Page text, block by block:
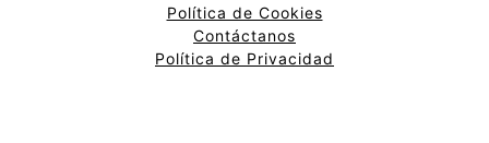
Política de Cookies
Contáctanos
Política de Privacidad